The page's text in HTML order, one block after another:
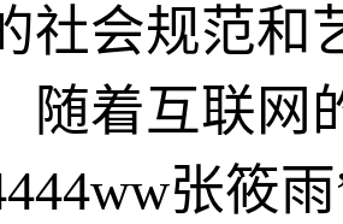
社会规范和
随着互联网
张筱